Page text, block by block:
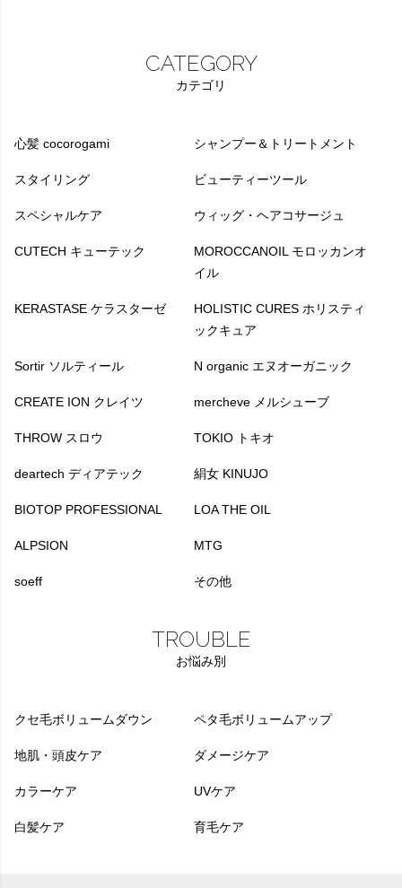
CATEGORY
カテゴリ
心髪 cocorogami シャンプー＆トリートメント
スタイリング ビューティーツール
スペシャルケア ウィッグ・ヘアコサージュ
CUTECH キューテック
MOROCCANOIL モロッカンオ
イル
KERASTASE ケラスターゼ
HOLISTIC CURES ホリスティ
ックキュア
Sortir ソルティール N organic エヌオーガニック
CREATE ION クレイツ mercheve メルシューブ
THROW スロウ TOKIO トキオ
deartech ディアテック 絹女 KINUJO
BIOTOP PROFESSIONAL LOA THE OIL
ALPSION MTG
soeff その他
TROUBLE
お悩み別
クセ毛ボリュームダウン ペタ毛ボリュームアップ
地肌・頭皮ケア ダメージケア
カラーケア UVケア
白髪ケア 育毛ケア